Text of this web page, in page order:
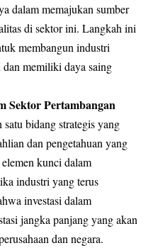
dalam memajukan sumber
di sektor ini. Langkah ini
membangun industri
memiliki daya saing
Sektor Pertambangan
satu bidang strategis yang
dan pengetahuan yang
kunci dalam
industri yang terus
investasi dalam
jangka panjang yang akan
dan negara.